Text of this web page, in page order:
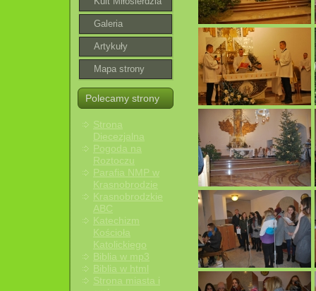
Bożego
Galeria
roztoczańska
Artykuły
Mapa strony
Polecamy strony
Strona
Diecezjalna
Pogoda na
Roztoczu
Parafia NMP w
Krasnobrodzie
Krasnobrodzkie
ABC
Katechizm
Kościoła
Katolickiego
Biblia w mp3
Biblia w html
Strona miasta i